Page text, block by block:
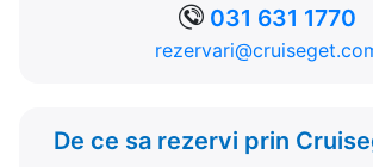
031 631 1770
De ce sa rezervi prin